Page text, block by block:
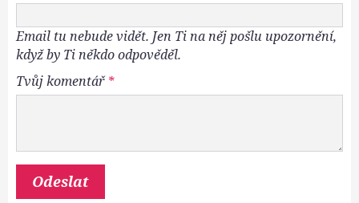
Email tu nebude vidět. Jen Ti na něj pošlu upozornění,
když by Ti někdo odpověděl.
Tvůj komentář*